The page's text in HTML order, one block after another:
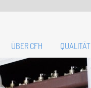
ÜBER CFH QUALITÄT